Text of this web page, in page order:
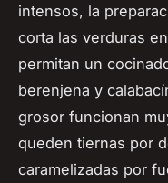
intensos, la
corta las verduras
permitan un
berenjena y
grosor funcionan
queden tiernas por
caramelizadas por